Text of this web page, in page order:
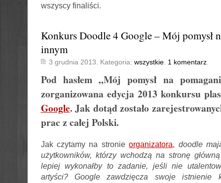
wszyscy finaliści.
Konkurs Doodle 4 Google – Mój pomysł
innym
3 grudnia 2013. Kategoria: wszystkie. 1 komentarz.
Pod hasłem „Mój pomysł na
zorganizowana edycja 2013 konkursu
Google. Jak dotąd zostało
prac z całej Polski.
Jak czytamy na stronieorganizatora, doodle
użytkowników, którzy wchodzą na stronę
lepiej wykonałby to zadanie, jeśli nie
artyści? Google zawdzięcza swoje istnienie